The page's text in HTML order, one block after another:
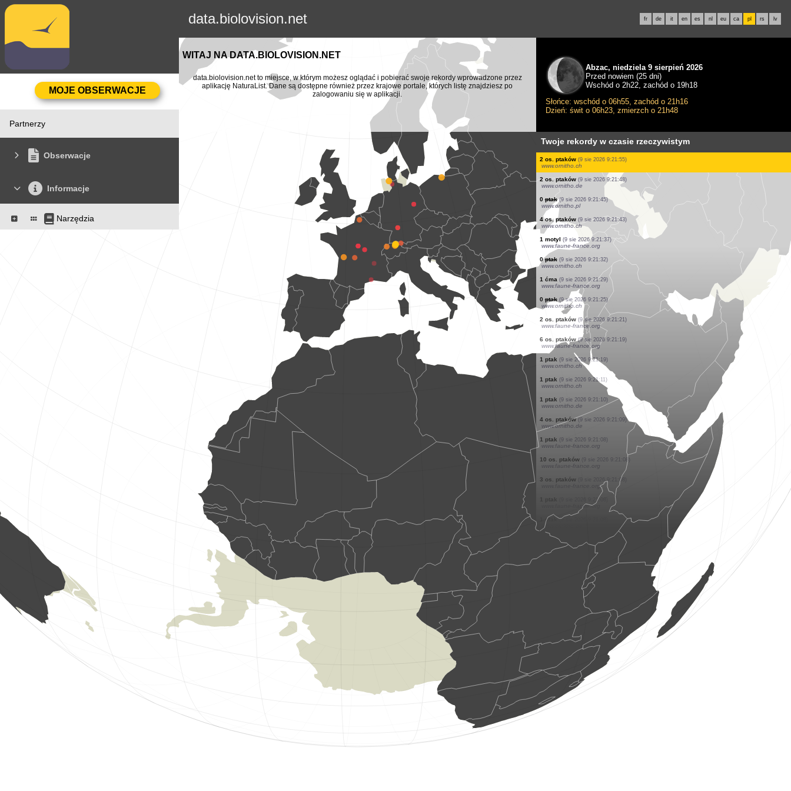
data.biolovision.net fr de it en es nl eu ca pl rs lv
Partnerzy
Obserwacje
Informacje
Narzędzia
WITAJ NA DATA.BIOLOVISION.NET
data.biolovision.net to miejsce, w którym możesz oglądać i pobierać swoje rekordy wprowadzone przez
aplikację NaturaList. Dane są dostępne również przez krajowe portale, których listę znajdziesz po
zalogowaniu się w aplikacji.
Abzac, niedziela 9 sierpień 2026
Przed nowiem (25 dni)
Wschód o 2h22, zachód o 19h18
Słońce: wschód o 06h55, zachód o 21h16
Dzień: świt o 06h23, zmierzch o 21h48
Twoje rekordy w czasie rzeczywistym
5 os. ptaków (9 sie 2026 9:22:27)
www.faune-france.org
1 ptak (9 sie 2026 9:22:26)
www.ornitho.pl
1 ptak (9 sie 2026 9:22:25)
www.ornitho.ch
0ptak (9 sie 2026 9:22:17)
www.ornitho.de
3 os. ptaków (9 sie 2026 9:22:14)
www.faune-france.org
1 ptak (9 sie 2026 9:22:09)
www.ornitho.de
1 ptak (9 sie 2026 9:22:05)
www.ornitho.de
1 gad (9 sie 2026 9:22:01)
www.faune-france.org
2 os. ptaków (9 sie 2026 9:21:55)
www.ornitho.ch
2 os. ptaków (9 sie 2026 9:21:48)
www.ornitho.de
0 ptak (9 sie 2026 9:21:45)
www.ornitho.pl
4 os. ptaków (9 sie 2026 9:21:43)
www.ornitho.ch
1 motyl (9 sie 2026 9:21:37)
www.faune-france.org
0 ptak (9 sie 2026 9:21:32)
www.ornitho.ch
1 ćma (9 sie 2026 9:21:29)
www.faune-france.org
0ptak (9 sie 2026 9:21:25)
www.ornitho.ch
2 os. ptaków (9 sie 2026 9:21:21)
www.faune-france.org
(9 sie 2026 9:21:19)
www.faune-france.org
1 ptak (9 sie 2026 9:21:19)
www.ornitho.ch
1 ptak (9 sie 2026 9:21:11)
www.ornitho.ch
1 ptak (9 sie 2026 9:21:10)
(9 sie 2026 9:21:09)
www.ornitho.de
(9 sie 2026 9:21:08)
www.faune-france.org
10 os. ptaków (9 sie 2026 9:21:08)
www.faune-france.org
3 os. ptaków (9 sie 2026 9:21:08)
www.faune-france.org
(9 sie 2026 9:21:08)
www.faune-france.org
(9 sie 2026 9:21:08)
www.ornitho.de
1 ptak (9 sie 2026 9:21:07)
www.ornitho.de